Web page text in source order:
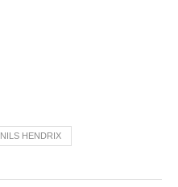
NILS HENDRIX